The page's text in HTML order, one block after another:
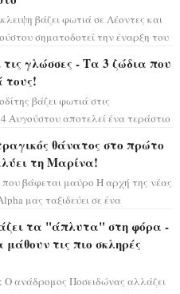
βάζει φωτιά σε Λέοντες και
σηματοδοτεί την έναρξη του
γλώσσες - Τα 3 ζώδια που
τους!
βάζει φωτιά στις
Αυγούστου αποτελεί ένα τεράστιο
θάνατος στο πρώτο
τη Μαρίνα!
βάφεται μαύρο Η αρχή της νέας
μας ταξιδεύει σε ένα
τα "άπλυτα" στη φόρα -
τις πιο σκληρές
ανάδρομος Ποσειδώνας αλλάζει